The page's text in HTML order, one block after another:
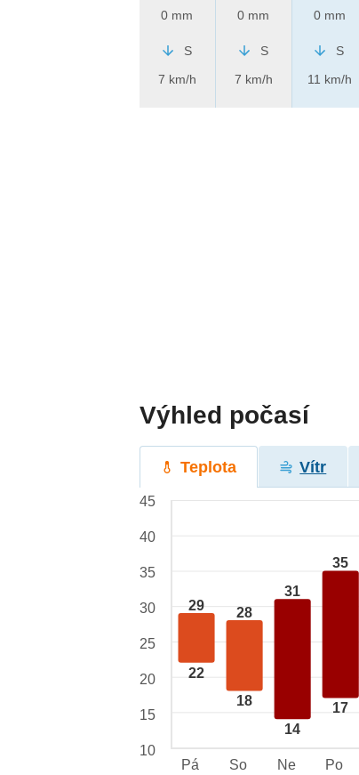
0 mm
S
7 km/h
0 mm
S
7 km/h
0 mm
S
11 km/h
Výhled počasí
Teplota Vítr
29
22
28
18
31
14
35
17
45
40
35
30
25
20
15
10
Pá
So Ne Po